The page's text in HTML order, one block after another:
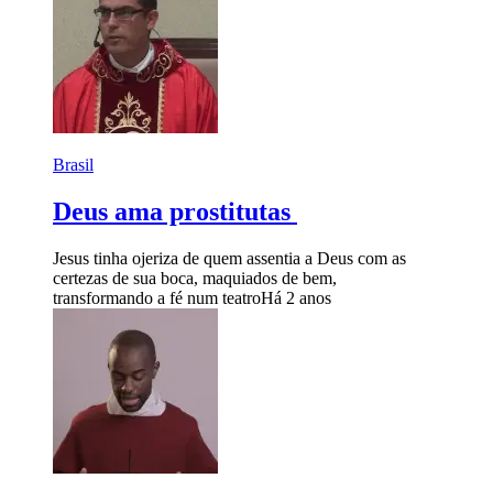
Brasil
Deus ama prostitutas
Jesus tinha ojeriza de quem assentia a Deus com as
certezas de sua boca, maquiados de bem,
transformando a fé num teatroHá 2 anos